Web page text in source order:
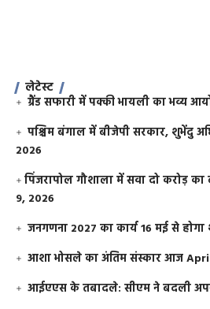
लेटेस्ट
ग्रैंड सफारी में पक्की भायली का भव्य
पश्चिम बंगाल में बीजेपी सरकार, शुभेंदु
2026
​पिंजरापोल गौशाला में सवा दो करोड़ का
9, 2026
जनगणना 2027 का कार्य 16 मई से
आशा भोसले का अंतिम संस्कार आज
आईएएस के तबादले: सीएम ने बदली